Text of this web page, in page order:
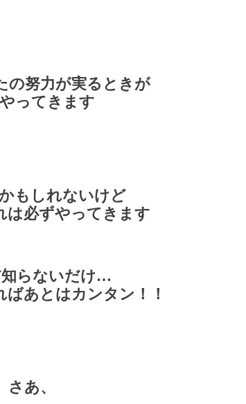
の努力が実るときが
ってきます
もしれないけど
は必ずやってきます
知らないだけ…
ばあとはカンタン！！
さあ、